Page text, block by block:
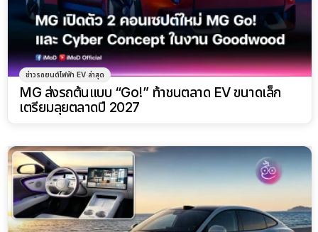
ข่าวรถยนต์ไฟฟ้า EV ล่าสุด
MG ส่งรถต้นแบบ “Go!” ท้าชนตลาด EV ขนาดเล็ก
เตรียมลุยตลาดปี 2027